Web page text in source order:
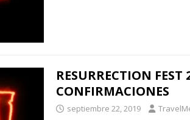
RESURRECTION FEST
CONFIRMACIONES
septiembre 22, 2019